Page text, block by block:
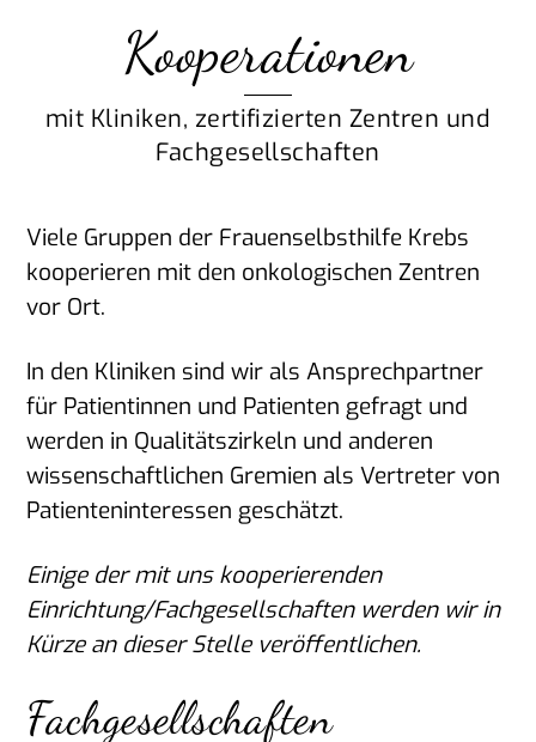
Kooperationen
mit Kliniken, zertifizierten Zentren und
Fachgesellschaften
Viele Gruppen der Frauenselbsthilfe Krebs
kooperieren mit den onkologischen Zentren
vor Ort.
In den Kliniken sind wir als Ansprechpartner
für Patientinnen und Patienten gefragt und
werden in Qualitätszirkeln und anderen
wissenschaftlichen Gremien als Vertreter von
Patienteninteressen geschätzt.
Einige der mit uns kooperierenden
Einrichtung/Fachgesellschaften werden wir in
Kürze an dieser Stelle veröffentlichen.
Fachgesellschaften